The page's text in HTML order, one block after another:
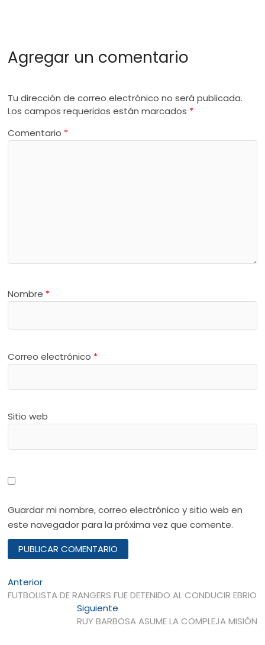
Agregar un comentario
Tu dirección de correo electrónico no será publicada.
Los campos requeridos están marcados *
Comentario *
Nombre *
Correo electrónico *
Sitio web
Guardar mi nombre, correo electrónico y sitio web en
este navegador para la próxima vez que comente.
Navegación
de
entradas
AnteriorEntrada
anterior:
FUTBOLISTA DE RANGERS FUE DETENIDO AL CONDUCIR EBRIO
SiguienteEntrada
siguiente:
RUY BARBOSA ASUME LA COMPLEJA MISIÓN